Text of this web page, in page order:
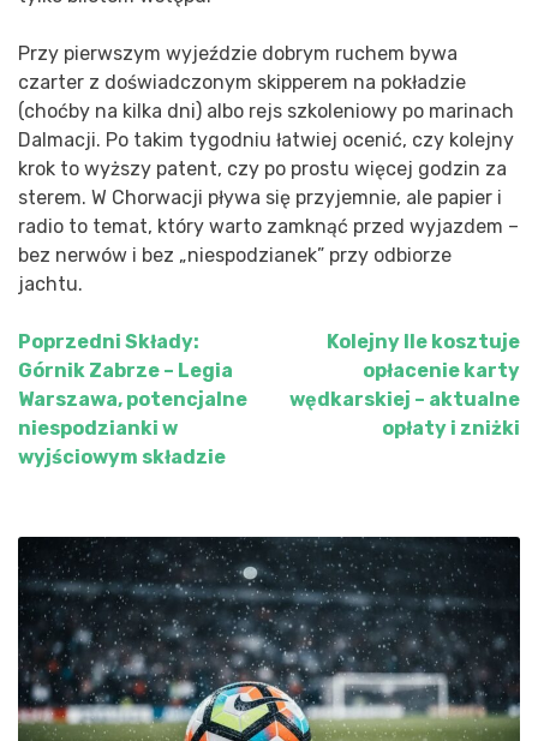
Przy pierwszym wyjeździe dobrym ruchem bywa
czarter z doświadczonym skipperem na pokładzie
(choćby na kilka dni) albo rejs szkoleniowy po marinach
Dalmacji. Po takim tygodniu łatwiej ocenić, czy kolejny
krok to wyższy patent, czy po prostu więcej godzin za
sterem. W Chorwacji pływa się przyjemnie, ale papier i
radio to temat, który warto zamknąć przed wyjazdem –
bez nerwów i bez „niespodzianek” przy odbiorze
jachtu.
Nawigacja
wpisu
Poprzedni Składy:
Górnik Zabrze – Legia
Warszawa, potencjalne
niespodzianki w
wyjściowym składzie
Kolejny
Ile kosztuje
opłacenie karty
wędkarskiej – aktualne
opłaty i zniżki